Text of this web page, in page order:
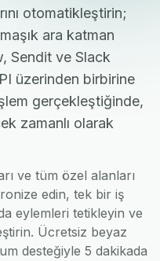
otomatikleştirin;
ara katman
Sendit ve Slack
üzerinden birbirine
gerçekleştiğinde,
zamanlı olarak
ve tüm özel alanları
edin, tek bir iş
eylemleri tetikleyin ve
Ücretsiz beyaz
desteğiyle 5 dakikada